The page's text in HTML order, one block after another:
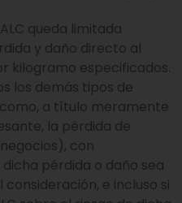
queda limitada
y daño directo al
kilogramo especificados.
los demás tipos de
a título meramente
la pérdida de
con
pérdida o daño sea
e incluso si